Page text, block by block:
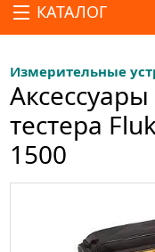
КАТАЛОГ
Измерительные
тестера
1500